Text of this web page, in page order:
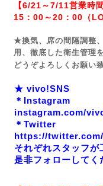
【6/21～7/11営業時間
15：00～20：00（
★換気、席の間隔調整
用、徹底した衛生管理
どうぞよろしくお願い
★ vivo!SNS
＊Instagram
instagram.com/
＊Twitter
https://
それぞれスタッフが
是非フォローしてく